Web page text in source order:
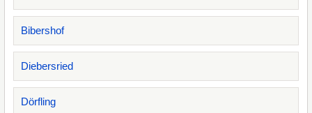
Bibershof
Diebersried
Dörfling